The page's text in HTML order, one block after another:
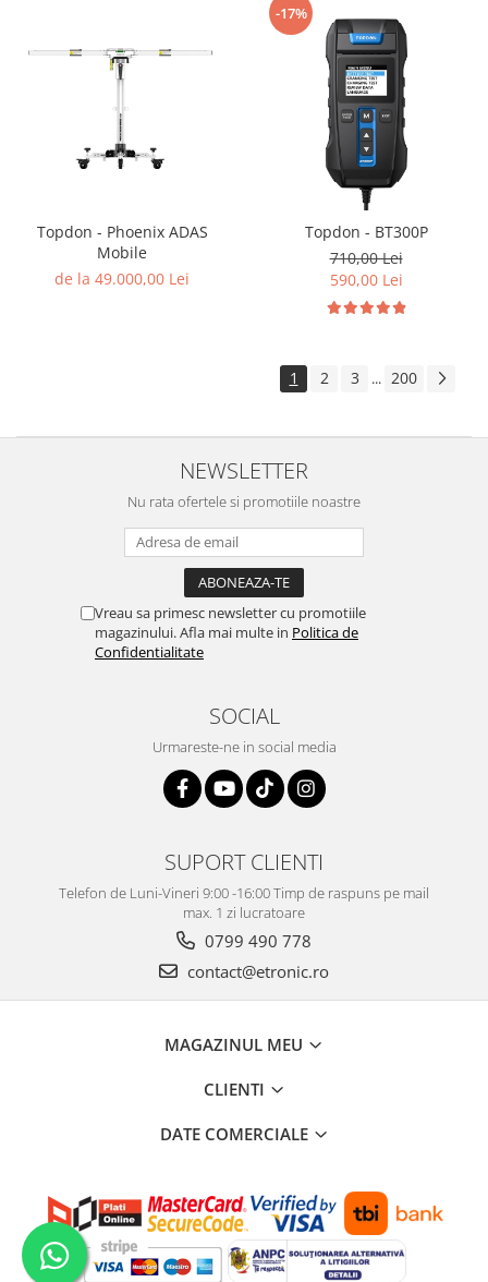
Topdon - Phoenix ADAS
Mobile
de la 49.000,00 Lei
-17%
Topdon - BT300P
710,00 Lei
590,00 Lei
1 2 3 ... 200
NEWSLETTER
Nu rata ofertele si promotiile noastre
Vreau sa primesc newsletter cu promotiile
magazinului. Afla mai multe in Politica de
Confidentialitate
SOCIAL
Urmareste-ne in social media
SUPORT CLIENTI
Telefon de Luni-Vineri 9:00 -16:00 Timp de raspuns pe mail
max. 1 zi lucratoare
0799 490 778
contact@etronic.ro
MAGAZINUL MEU
CLIENTI
DATE COMERCIALE